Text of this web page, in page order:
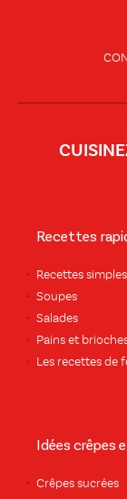
Recettes
Recettes
Soupes
Salades
Pains et
Les recettes de
Idées crêpes
Crêpes sucrées